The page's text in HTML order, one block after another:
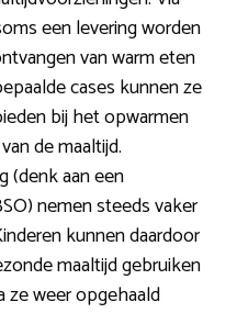
een levering worden
van warm eten
cases kunnen ze
bij het opwarmen
de maaltijd.
(denk aan een
nemen steeds vaker
kunnen daardoor
maaltijd gebruiken
ze weer opgehaald